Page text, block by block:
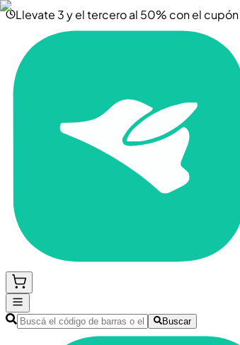
Llevate 3 y el tercero al 50% con el cupón
Buscar